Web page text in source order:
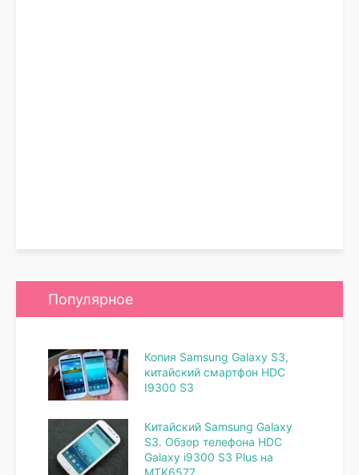
Популярное
Копия Samsung Galaxy S3,
китайский смартфон HDC
I9300 S3
Китайский Samsung Galaxy
S3. Обзор телефона HDC
Galaxy i9300 S3 Plus на
MTK6577